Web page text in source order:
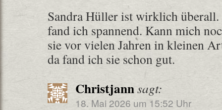
Sandra Hüller ist wirklich überall.
fand ich spannend. Kann mich
sie vor vielen Jahren in kleinen
da fand ich sie schon gut.
Christjannsagt:
18. Mai 2026 um 15:52 Uhr